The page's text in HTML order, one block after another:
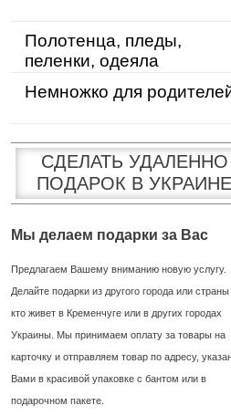
Полотенца, пледы,
пеленки, одеяла
Немножко для
СДЕЛАТЬ УДАЛЕННО
ПОДАРОК В УКРАИНЕ
Мы делаем подарки за Вас
Предлагаем Вашему вниманию новую услугу.
Делайте подарки из другого города или страны
кто живет в Кременчуге или в других городах
Украины. Мы принимаем оплату за товары на
карточку и отправляем товар по адресу,
Вами в красивой упаковке с бантом или в
подарочном пакете.